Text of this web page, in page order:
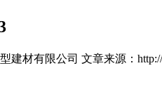
建材有限公司 文章来源：